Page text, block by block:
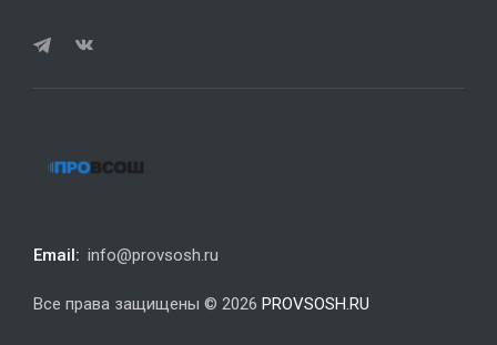
Email: info@provsosh.ru
Все права защищены © 2026 PROVSOSH.RU